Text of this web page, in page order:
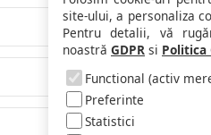
site-ului, a personaliza
Pentru detalii, vă
noastră GDPR si Politica
Functional (activ
Preferinte
Statistici